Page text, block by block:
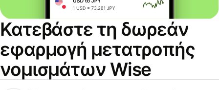
Κατεβάστε τη δωρεάν
εφαρμογή μετατροπής
νομισμάτων Wise